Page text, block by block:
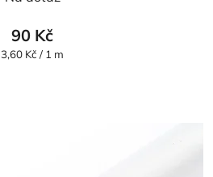
hodnocení
produktu
je
90 Kč
Měrná
3,60 Kč / 1 m